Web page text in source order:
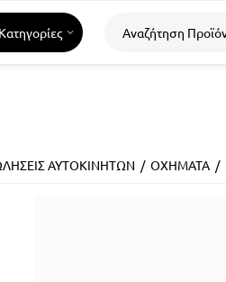
Κατηγορίες
ΑΥΤΟΚΙΝΗΤΩΝ / ΟΧΗΜΑΤΑ /